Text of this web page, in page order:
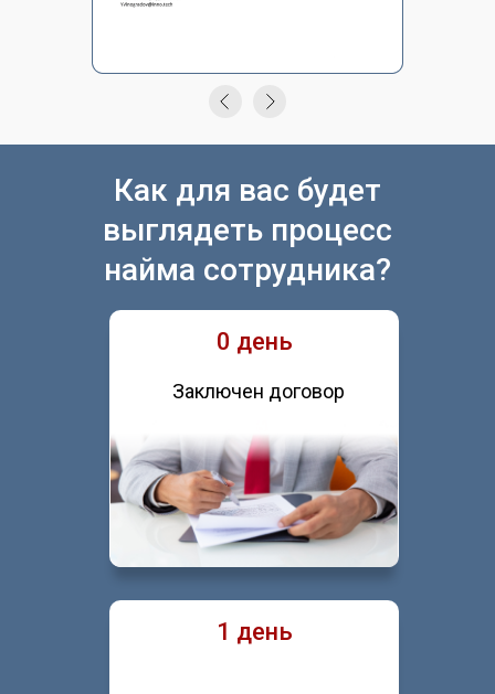
Как для вас будет
выглядеть процесс
найма сотрудника?
0 день
Заключен договор
1 день